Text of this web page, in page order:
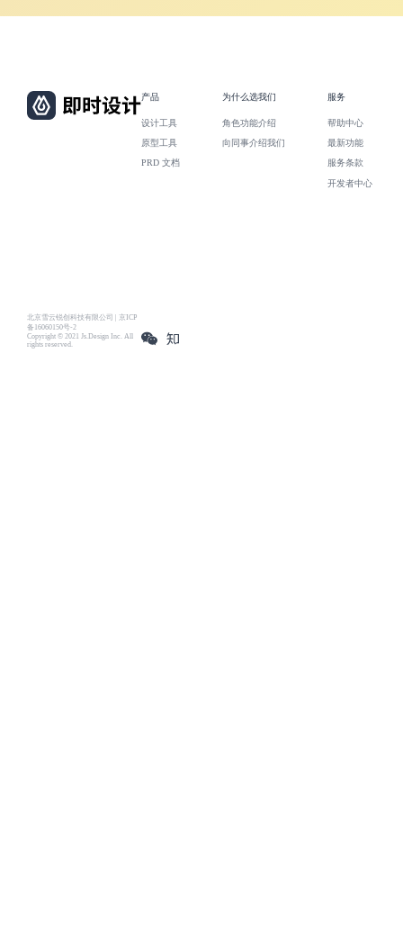
北京雪云锐创科技有限公司 | 京ICP
备16060150号-2
Copyright © 2021 Js.Design Inc. All
rights reserved.
产品
设计工具
原型工具
PRD 文档
为什么选我们
角色功能介绍
向同事介绍我们
服务
帮助中心
最新功能
服务条款
开发者中心